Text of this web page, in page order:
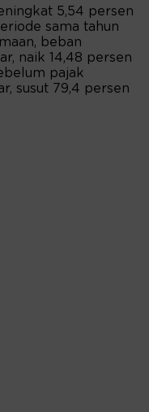
5,54 persen
sama tahun
beban
naik 14,48 persen
pajak
susut 79,4 persen